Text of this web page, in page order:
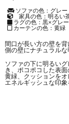
ソファの色：グレー
家具の色：明るい
ラグの色：黒×グレー
カーテンの色：黄緑
間口が長い方の壁を
側の壁にナチュラルな
ソファの下に明るい
き、ポコポコした表
黄緑、クッションをオ
エネルギッシュな印象